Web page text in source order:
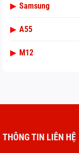
▶ Samsung
▶ A55
▶ M12
THÔNG TIN LIÊN HỆ